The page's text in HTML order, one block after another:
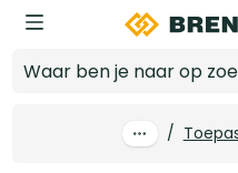
Ga naar hoofdinhoud
/
Log in voor